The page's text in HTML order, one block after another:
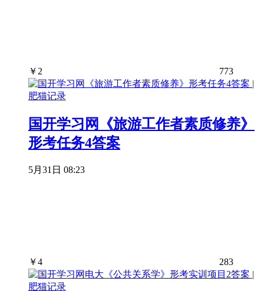
￥ 2 773
国开学习网《旅游工作者素质修养》
形考任务4答案
5月31日 08:23
￥4 283